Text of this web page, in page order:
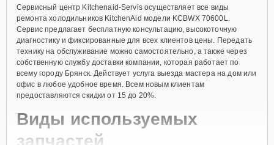
Сервисный центр Kitchenaid-Servis осуществляет все виды
ремонта холодильников KitchenAid модели KCBWX 70600L.
Сервис предлагает бесплатную консультацию, высокоточную
диагностику и фиксированные для всех клиентов цены. Передать
технику на обслуживание можно самостоятельно, а также через
собственную службу доставки компании, которая работает по
всему городу Брянск. Действует услуга выезда мастера на дом или
офис в любое удобное время. Всем новым клиентам
предоставляются скидки от 15 до 20%.
Виды используемых
запчастей